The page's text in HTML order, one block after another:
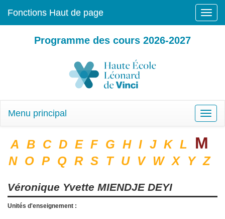
Toggle
Fonctions Haut de page
Programme des cours 2026-2027
Toggle
Menu principal
A B C D E F G H I J K L M
N O P Q R S T U V W X Y Z
Véronique Yvette MIENDJE DEYI
Unités d'enseignement :